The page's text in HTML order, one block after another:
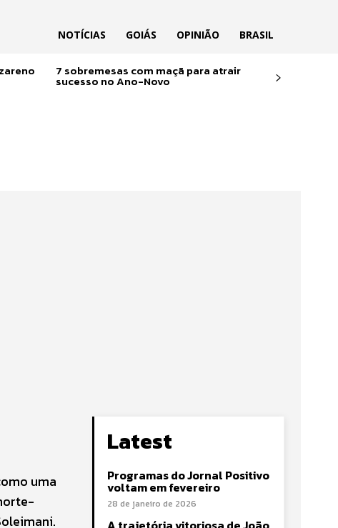
NOTÍCIAS GOIÁS OPINIÃO BRASIL
7 sobremesas com maçã para atrair
sucesso no Ano-Novo
uma
Latest
Programas do Jornal Positivo
voltam em fevereiro
28 de janeiro de 2026